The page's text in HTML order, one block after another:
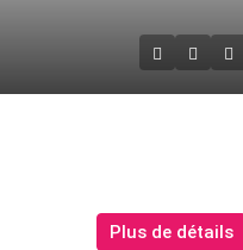
Plus de détails